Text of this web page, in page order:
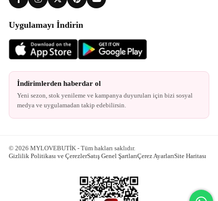
Uygulamayı İndirin
İndirimlerden haberdar ol
Yeni sezon, stok yenileme ve kampanya duyuruları için bizi sosyal
medya ve uygulamadan takip edebilirsin.
© 2026 MYLOVEBUTİK - Tüm hakları saklıdır.
Gizlilik Politikası ve ÇerezlerSatış Genel ŞartlarıÇerez AyarlarıSite Haritası